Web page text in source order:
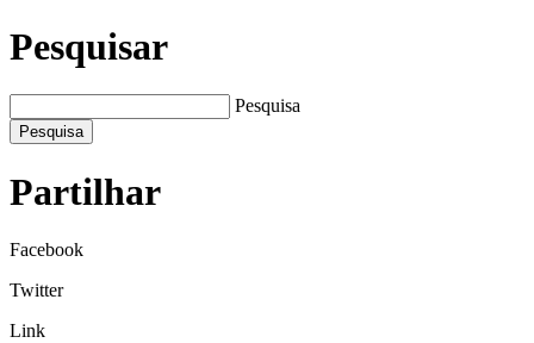
Pesquisar
Pesquisa
Pesquisa
Partilhar
Facebook
Twitter
Link